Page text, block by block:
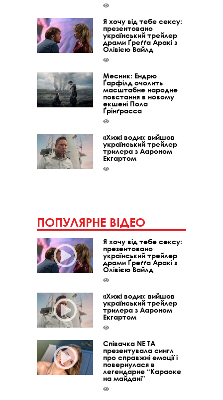
Я хочу від тебе сексу:
презентовано
український трейлер
драми Ґреґґа Аракі з
Олівією Вайлд
Месник: Ендрю
Ґарфілд очолить
масштабне народне
повстання в новому
екшені Пола
Ґрінґрасса
«Хижі води»: вийшов
український трейлер
трилера з Аароном
Екгартом
ПОПУЛЯРНЕ ВІДЕО
Я хочу від тебе сексу:
презентовано
український трейлер
драми Ґреґґа Аракі з
Олівією Вайлд
«Хижі води»: вийшов
український трейлер
трилера з Аароном
Екгартом
Співачка NE TA
презентувала сингл
про справжні емоції і
повернулася в
легендарне “Караоке
на майдані”